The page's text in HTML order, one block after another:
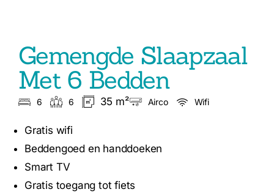
Gemengde Slaapzaal
Met 6 Bedden
6 6 35 m² Airco Wifi
Gratis wifi
Beddengoed en handdoeken
Smart TV
Gratis toegang tot fiets